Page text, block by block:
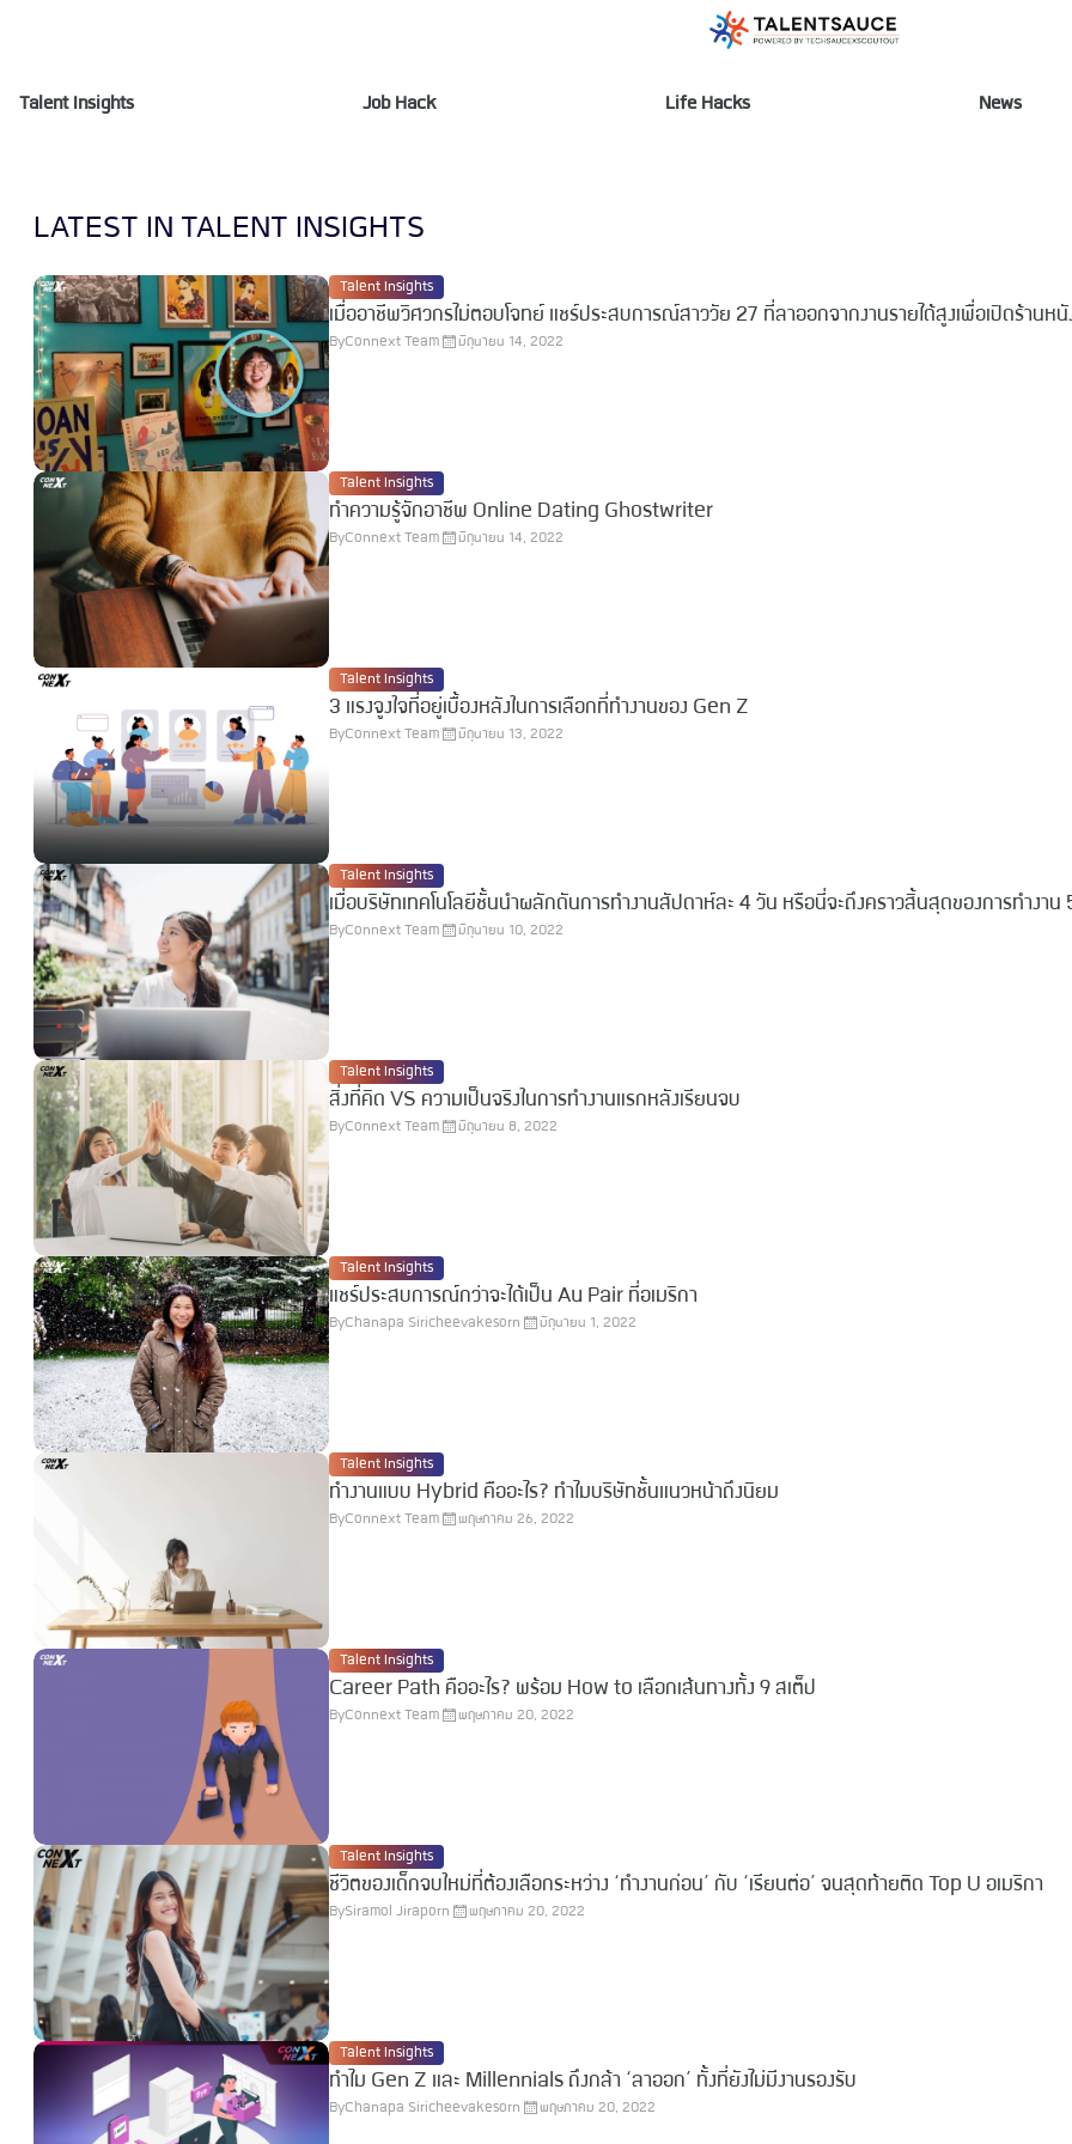
Talent Insights Job Hack Life Hacks News
LATEST IN TALENT INSIGHTS
Talent Insights
เมื่ออาชีพวิศวกรไม่ตอบโจทย์ แชร์ประสบการณ์สาววัย 27 ที่ลาออกจากงานรายได้สูงเพื่อเปิดร้านห
ByConnext Team มิถุนายน 14, 2022
Talent Insights
ทำความรู้จักอาชีพ Online Dating Ghostwriter
ByConnext Team มิถุนายน 14, 2022
Talent Insights
3 แรงจูงใจที่อยู่เบื้องหลังในการเลือกที่ทำงานของ Gen Z
ByConnext Team มิถุนายน 13, 2022
Talent Insights
เมื่อบริษัทเทคโนโลยีชั้นนำผลักดันการทำงานสัปดาห์ละ 4 วัน หรือนี่จะถึงคราวสิ้นสุดของการทำงาน
ByConnext Team มิถุนายน 10, 2022
Talent Insights
สิ่งที่คิด VS ความเป็นจริงในการทำงานแรกหลังเรียนจบ
ByConnext Team มิถุนายน 8, 2022
Talent Insights
แชร์ประสบการณ์กว่าจะได้เป็น Au Pair ที่อเมริกา
ByChanapa Siricheevakesorn มิถุนายน 1, 2022
Talent Insights
ทำงานแบบ Hybrid คืออะไร? ทำไมบริษัทชั้นแนวหน้าถึงนิยม
ByConnext Team พฤษภาคม 26, 2022
Talent Insights
Career Path คืออะไร? พร้อม How to เลือกเส้นทางทั้ง 9 สเต็ป
ByConnext Team พฤษภาคม 20, 2022
Talent Insights
ชีวิตของเด็กจบใหม่ที่ต้องเลือกระหว่าง ‘ทำงานก่อน’ กับ ‘เรียนต่อ’ จนสุดท้ายติด Top U อเมริกา
BySiramol Jiraporn พฤษภาคม 20, 2022
Talent Insights
ทำไม Gen Z และ Millennials ถึงกล้า ‘ลาออก’ ทั้งที่ยังไม่มีงานรองรับ
ByChanapa Siricheevakesorn พฤษภาคม 20, 2022